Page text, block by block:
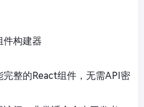
件构建器
整的React组件，无需API密